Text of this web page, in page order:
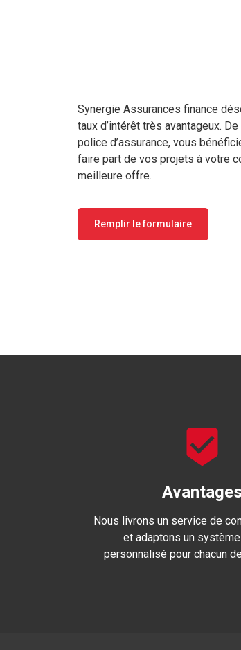
Synergie Assurances finance
taux d’intérêt très avantageux.
police d’assurance, vous
faire part de vos projets à votre
meilleure offre.
Remplir le formulaire
Avantages
Nous livrons un service de
et adaptons un
personnalisé pour chacun